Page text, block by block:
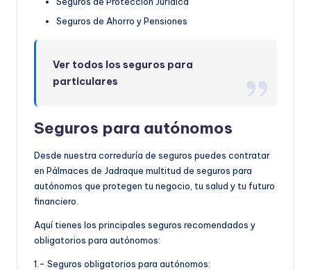
Seguros de Ahorro y Pensiones
Ver todos los seguros para
particulares
Seguros para autónomos
Desde nuestra correduría de seguros puedes contratar
en Pálmaces de Jadraque multitud de seguros para
autónomos que protegen tu negocio, tu salud y tu futuro
financiero.
Aquí tienes los principales seguros recomendados y
obligatorios para autónomos:
1.- Seguros obligatorios para autónomos: